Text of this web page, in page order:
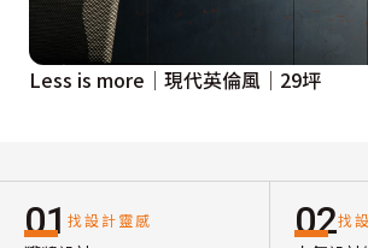
Less is more│現代英倫風│29坪
01 找設計靈感 02找